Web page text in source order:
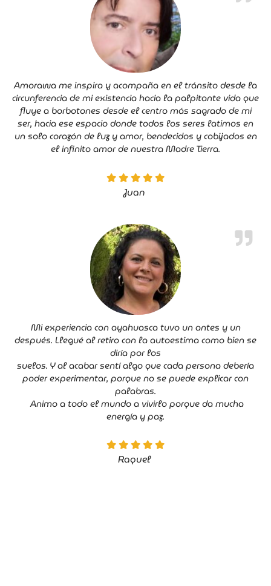
Amorawa me inspira y acompaña en el tránsito desde la
circunferencia de mi existencia hacia la palpitante vida que
fluye a borbotones desde el centro más sagrado de mi
ser, hacia ese espacio donde todos los seres latimos en
un solo corazón de luz y amor, bendecidos y cobijados en
el infinito amor de nuestra Madre Tierra.
Juan
Mi experiencia con ayahuasca tuvo un antes y un
después. Llegué al retiro con la autoestima como bien se
diría por los
suelos. Y al acabar sentí algo que cada persona debería
poder experimentar, porque no se puede explicar con
palabras.
Animo a todo el mundo a vivirlo porque da mucha
energía y paz.
Raquel